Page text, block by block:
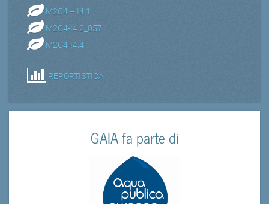
M2C4 – I4.1
M2C4-I4.2_057
M2C4-I4.4
REPORTISTICA
GAIA fa parte di